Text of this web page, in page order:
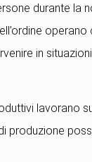
durante la
in
lavorano
produzione